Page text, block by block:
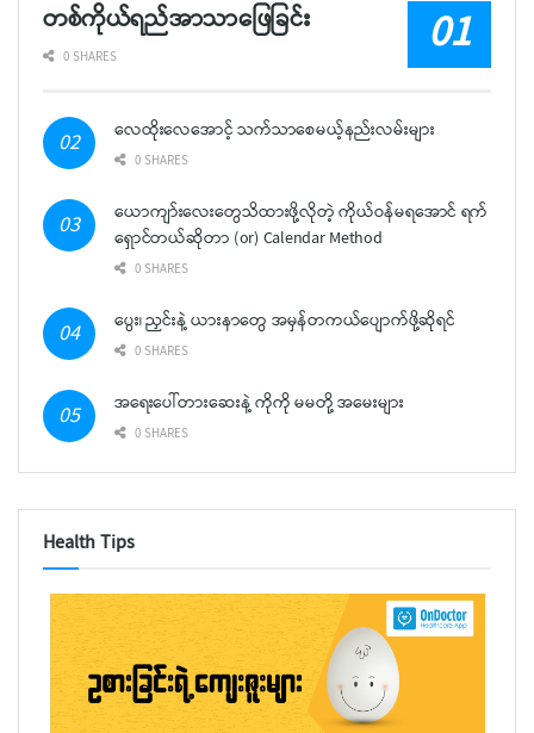
တစ်ကိုယ်ရည်အာသာဖြေခြင်း
0 SHARES
လေထိုးလေအောင့် သက်သာစေမယ့်နည်းလမ်းများ
0 SHARES
ယောကျာ်းလေးတွေသိထားဖို့လိုတဲ့ ကိုယ်ဝန်မရအောင် ရက်
ရှောင်တယ်ဆိုတာ (or) Calendar Method
0 SHARES
ပွေး၊ ညှင်းနဲ့ ယားနာတွေ အမှန်တကယ်ပျောက်ဖို့ဆိုရင်
0 SHARES
အရေးပေါ်တားဆေးနဲ့ ကိုကို မမတို့ အမေးများ
0 SHARES
Health Tips